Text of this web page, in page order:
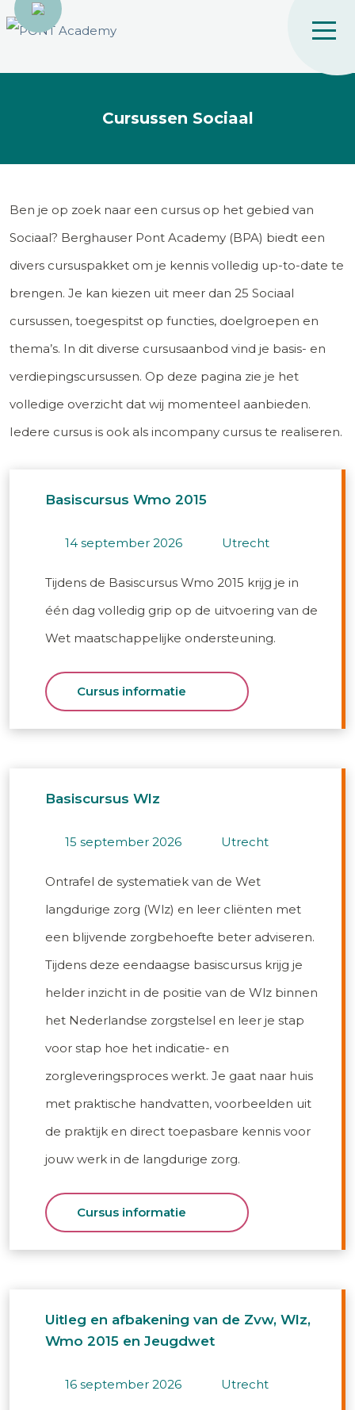
Cursussen Sociaal
Ben je op zoek naar een cursus op het gebied van
Sociaal? Berghauser Pont Academy (BPA) biedt een
divers cursuspakket om je kennis volledig up-to-date te
brengen. Je kan kiezen uit meer dan 25 Sociaal
cursussen, toegespitst op functies, doelgroepen en
thema’s. In dit diverse cursusaanbod vind je basis- en
verdiepingscursussen. Op deze pagina zie je het
volledige overzicht dat wij momenteel aanbieden.
Iedere cursus is ook als incompany cursus te realiseren.
Basiscursus Wmo 2015
14 september 2026 utrecht
Tijdens de Basiscursus Wmo 2015 krijg je in
één dag volledig grip op de uitvoering van de
Wet maatschappelijke ondersteuning.
Cursus informatie
Basiscursus Wlz
15 september 2026 utrecht
Ontrafel de systematiek van de Wet
langdurige zorg (Wlz) en leer cliënten met
een blijvende zorgbehoefte beter adviseren.
Tijdens deze eendaagse basiscursus krijg je
helder inzicht in de positie van de Wlz binnen
het Nederlandse zorgstelsel en leer je stap
voor stap hoe het indicatie- en
zorgleveringsproces werkt. Je gaat naar huis
met praktische handvatten, voorbeelden uit
de praktijk en direct toepasbare kennis voor
jouw werk in de langdurige zorg.
Cursus informatie
Uitleg en afbakening van de Zvw, Wlz,
Wmo 2015 en Jeugdwet
16 september 2026 utrecht